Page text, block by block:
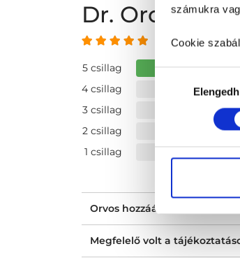
számukra
Cookie
Hozzájárulás
kiválasztása
Dr. Oroszné
5 az 5-ből
5 csillag
4 csillag
3 csillag
2 csillag
1 csillag
Orvos hozzáállása,
Megfelelő volt a